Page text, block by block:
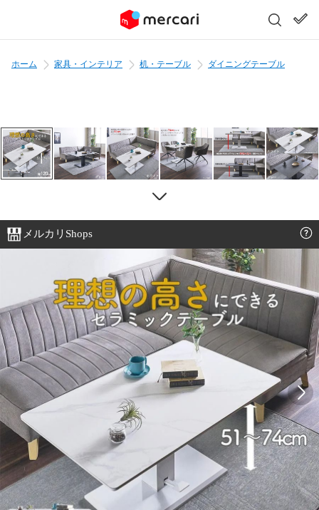
ホーム 家具・インテリア 机・テーブル ダイニングテーブル
メルカリShops